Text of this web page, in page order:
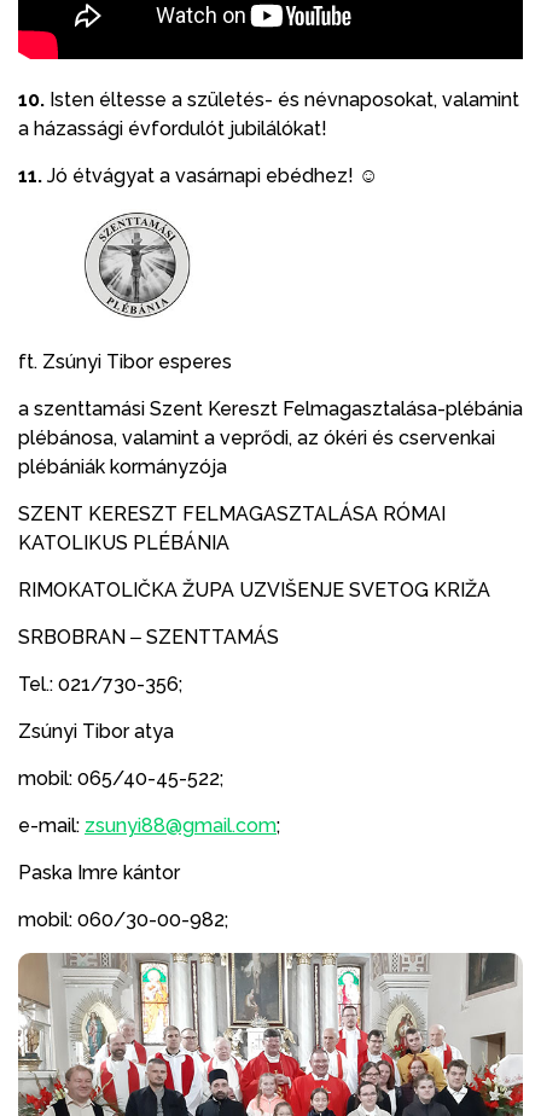
10. Isten éltesse a születés- és névnaposokat, valamint
a házassági évfordulót jubilálókat!
11. Jó étvágyat a vasárnapi ebédhez! ☺
ft. Zsúnyi Tibor esperes
a szenttamási Szent Kereszt Felmagasztalása-plébánia
plébánosa, valamint a veprődi, az ókéri és cservenkai
plébániák kormányzója
SZENT KERESZT FELMAGASZTALÁSA RÓMAI
KATOLIKUS PLÉBÁNIA
RIMOKATOLIČKA ŽUPA UZVIŠENJE SVETOG KRIŽA
SRBOBRAN ‒ SZENTTAMÁS
Tel.: 021/730-356;
Zsúnyi Tibor atya
mobil: 065/40-45-522;
e-mail: zsunyi88@gmail.com;
Paska Imre kántor
mobil: 060/30-00-982;